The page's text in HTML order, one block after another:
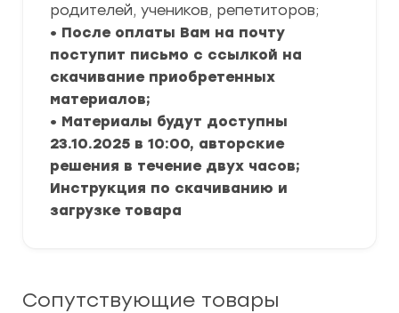
родителей, учеников, репетиторов;
• После оплаты Вам на почту
поступит письмо с ссылкой на
скачивание приобретенных
материалов;
• Материалы будут доступны
23.10.2025 в 10:00, авторские
решения в течение двух часов;
Инструкция по скачиванию и
загрузке товара
Сопутствующие товары